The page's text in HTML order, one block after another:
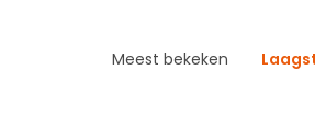
Meest bekeken